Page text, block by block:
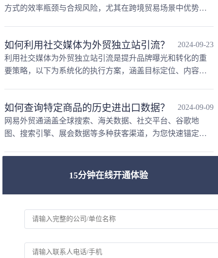
方式的效率瓶颈与合规风险，尤其在跨境贸易场景中优势显
如何利用社交媒体为外贸独立站引流？
2024-09-23
利用社交媒体为外贸独立站引流是提升品牌曝光和转化的重
要策略，以下为系统化的执行方案，涵盖目标定位、内容策
如何查询特定商品的历史进出口数据？
2024-09-09
网易外贸通涵盖全球搜索、海关数据、社交平台、谷歌地
图、搜索引擎、展会数据等多种获客渠道，为您快速锚定目
个人怎么接外贸订单
南：
中小企业想要低成本获取海关数据，可以考虑以下几种方式
15分钟在线开通体验